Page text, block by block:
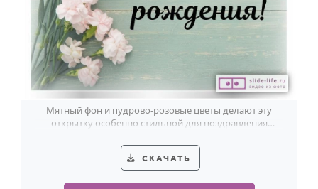
Мятный фон и пудрово-розовые цветы делают эту
открытку особенно стильной для поздравления
СКАЧАТЬ